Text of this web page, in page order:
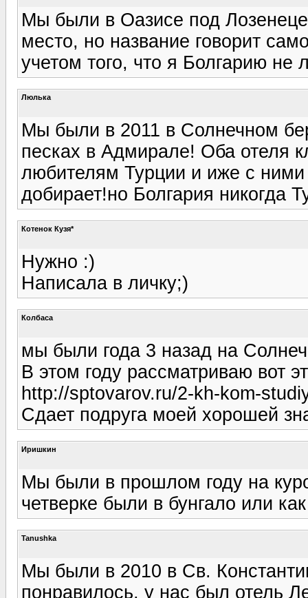
Мы были в Оазисе под
место, но название говорит
учетом того, что я Болгарию не
Люлька
Мы были в 2011 в Солнечном
песках в Адмирале! Оба отеля
любителям Турции и иже с ними
добирает!но Болгария никогда
Котенок Кузя*
Нужно :)
Написала в личку;)
Колбаса
мы были года 3 назад на
В этом году рассматриваю вот
http://sptovarov.ru/2-kh-kom-
Сдает подруга моей хорошей
Иришкин
Мы были в прошлом году на
четверке были в бунгало или
Tanushka
Мы были в 2010 в Св.
понравилось, у нас был отель